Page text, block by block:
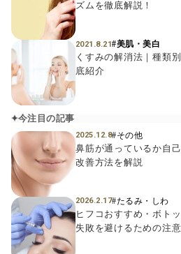
2021.8.21#美肌・美白
くすみの解消法｜種類
底紹介
ズムを徹底解説！
今注目の記事
2025.12.8#その他
鼻筋が通っているか自
改善方法を解説
2026.2.17#たるみ・しわ
ヒフコおすすめ・ボト
失敗を避けるための注意